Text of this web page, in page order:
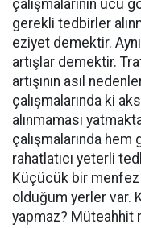
çalışmalarının ucu
gerekli tedbirler
eziyet demektir.
artışlar demektir.
artışının asıl
çalışmalarında ki
alınmaması
çalışmalarında hem
rahatlatıcı yeterli
Küçücük bir menfez
olduğum yerler var.
yapmaz? Müteahhit